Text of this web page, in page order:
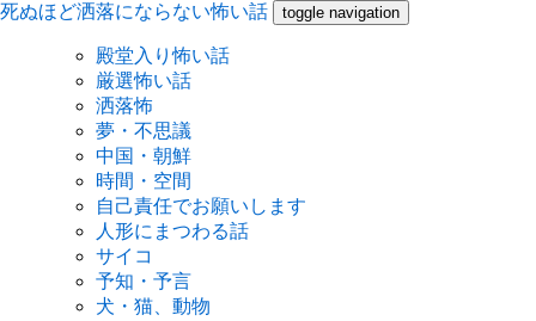
死ぬほど洒落にならない怖い話 toggle navigation
殿堂入り怖い話
厳選怖い話
洒落怖
夢・不思議
中国・朝鮮
時間・空間
自己責任でお願いします
人形にまつわる話
サイコ
予知・予言
犬・猫、動物